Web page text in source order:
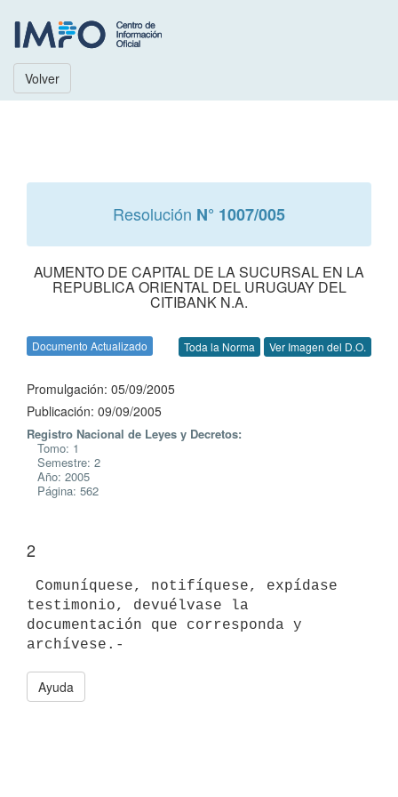
Volver
Resolución N° 1007/005
AUMENTO DE CAPITAL DE LA SUCURSAL EN LA
REPUBLICA ORIENTAL DEL URUGUAY DEL
CITIBANK N.A.
Documento Actualizado Toda la Norma Ver Imagen del D.O.
Promulgación: 05/09/2005
Publicación: 09/09/2005
Registro Nacional de Leyes y Decretos:
Tomo: 1
Semestre: 2
Año: 2005
Página: 562
2
testimonio, devuélvase la
documentación que corresponda y
Ayuda